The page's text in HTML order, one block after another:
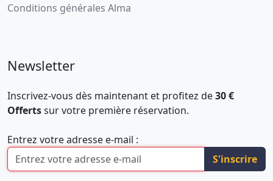
Conditions générales Alma
Newsletter
Inscrivez-vous dès maintenant et profitez de30 €
Offertssur votre première réservation.
Entrez votre adresse e-mail :
S'inscrire